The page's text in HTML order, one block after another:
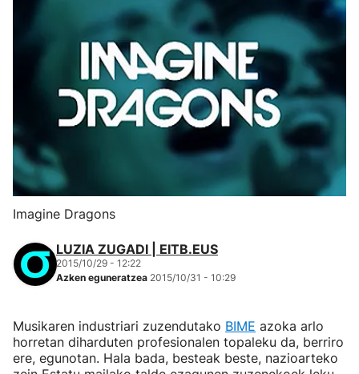
Imagine Dragons
LUZIA ZUGADI | EITB.EUS
2015/10/29 - 12:22
Azken eguneratzea 2015/10/31 - 10:29
Musikaren industriari zuzendutako BIME azoka arlo
horretan diharduten profesionalen topaleku da, berriro
ere, egunotan. Hala bada, besteak beste, nazioarteko